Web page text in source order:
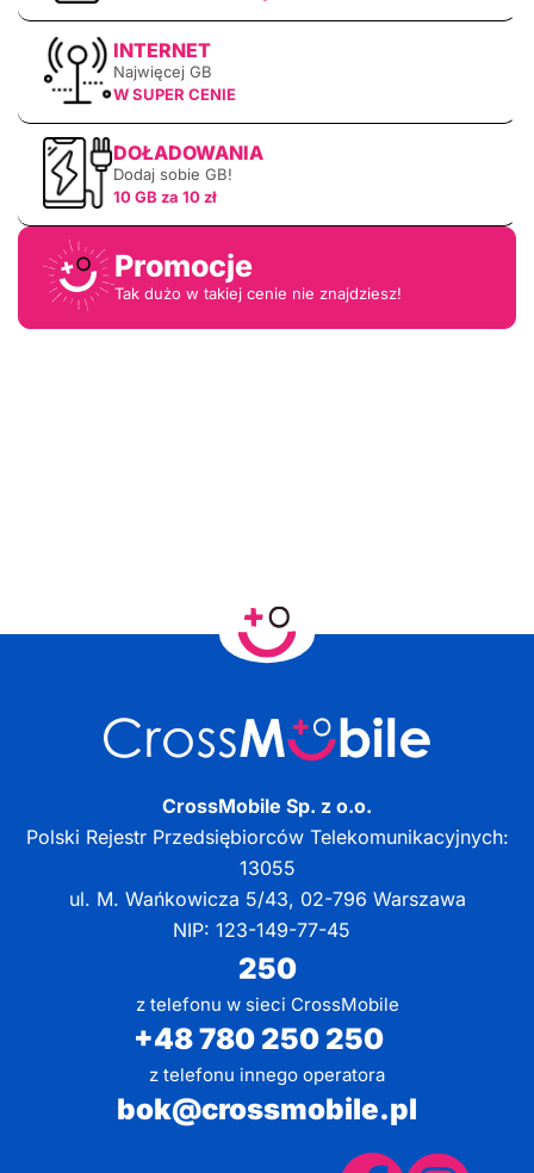
INTERNET
Najwięcej GB
W SUPER CENIE
DOŁADOWANIA
Dodaj sobie GB!
10 GB za 10 zł
Promocje
Tak dużo w takiej cenie nie znajdziesz!
CrossMobile Sp. z o.o.
Polski Rejestr Przedsiębiorców Telekomunikacyjnych:
13055
ul. M. Wańkowicza 5/43, 02-796 Warszawa
NIP: 123-149-77-45
250
z telefonu w sieci CrossMobile
+48 780 250 250
z telefonu innego operatora
bok@crossmobile.pl